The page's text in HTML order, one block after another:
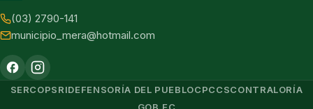
(03) 2790-141
municipio_mera@hotmail.com
SERCOPSRIDEFENSORÍA DEL PUEBLOCPCCSCONTRALORÍA